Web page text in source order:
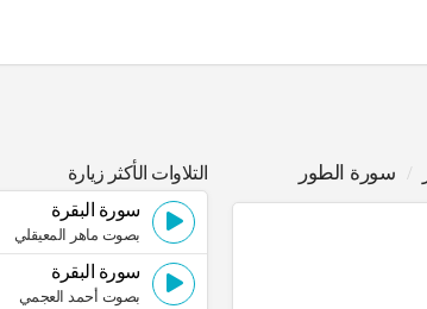
سورة الطور
التلاوات الأكثر زيارة
سورة البقرة
بصوت ماهر المعيقلي
سورة البقرة
بصوت أحمد العجمي